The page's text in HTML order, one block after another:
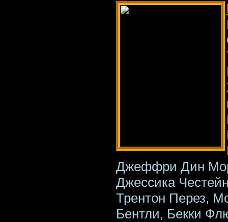
Джеффри Дин
Джессика
Трентон Перез,
Бентли, Бекки